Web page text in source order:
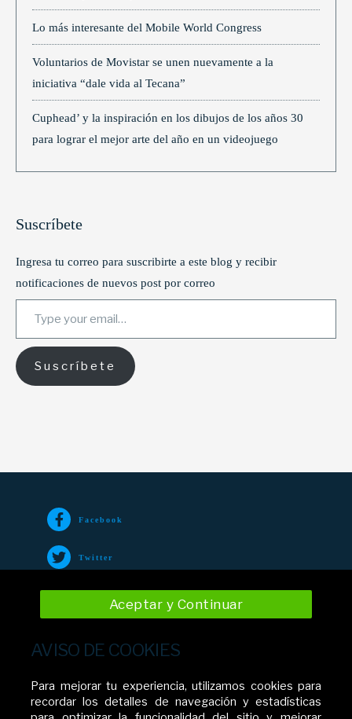
Lo más interesante del Mobile World Congress
Voluntarios de Movistar se unen nuevamente a la
iniciativa “dale vida al Tecana”
Cuphead’ y la inspiración en los dibujos de los años 30
para lograr el mejor arte del año en un videojuego
Suscríbete
Ingresa tu correo para suscribirte a este blog y recibir
notificaciones de nuevos post por correo
Type your email…
Suscríbete
Facebook
Twitter
AVISO DE COOKIES
Para mejorar tu experiencia, utilizamos cookies para
recordar los detalles de navegación y estadísticas
Aceptar y Continuar